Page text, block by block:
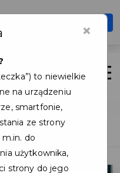
pod ręką
Zaloguj
Gminy Kosakowo
×
to niewielkie
na urządzeniu
smartfonie,
ze strony
do
użytkownika,
strony do jego